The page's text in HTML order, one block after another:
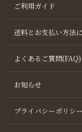
ご利用ガイド
送料とお支払い方法
よくあるご質問(FAQ)
お知らせ
プライバシーポリシー